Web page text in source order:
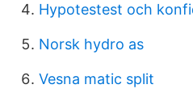
Hypotestest och
Norsk hydro as
Vesna matic split